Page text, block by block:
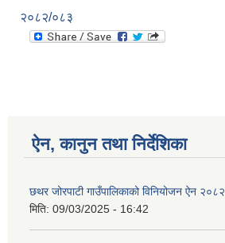
२०८२/०८३
ऐन, कानुन तथा निर्देशिका
छथर जोरपाटी गाउँपालिकाको विनियोजन ऐन २०८२
मिति: 09/03/2025 - 16:42